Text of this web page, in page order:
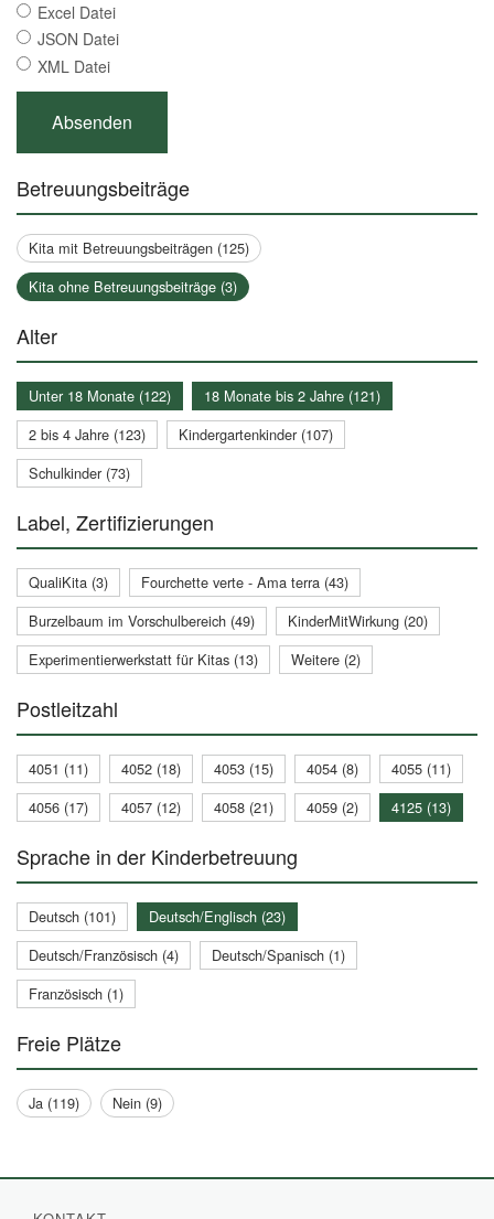
Excel Datei
JSON Datei
XML Datei
Betreuungsbeiträge
Kita mit Betreuungsbeiträgen (125)
Kita ohne Betreuungsbeiträge (3)
Alter
Unter 18 Monate (122)
18 Monate bis 2 Jahre (121)
2 bis 4 Jahre (123)
Kindergartenkinder (107)
Schulkinder (73)
Label, Zertifizierungen
QualiKita (3)
Fourchette verte - Ama terra (43)
Burzelbaum im Vorschulbereich (49)
KinderMitWirkung (20)
Experimentierwerkstatt für Kitas (13)
Weitere (2)
Postleitzahl
4051 (11) 4052 (18) 4053 (15) 4054 (8)
4055 (11)
4056 (17)
4057 (12) 4058 (21) 4059 (2) 4125 (13)
Sprache in der Kinderbetreuung
Deutsch (101)
Deutsch/Englisch (23)
Deutsch/Französisch (4)
Deutsch/Spanisch (1)
Französisch (1)
Freie Plätze
Ja (119) Nein (9)